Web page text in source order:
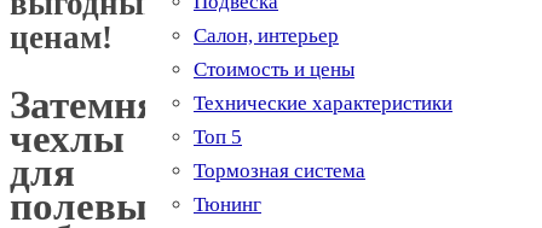
ценам!
Затемняющие
чехлы
для
полевых
Салон, интерьер
Стоимость и цены
Технические характеристики
Топ 5
Тормозная система
Тюнинг